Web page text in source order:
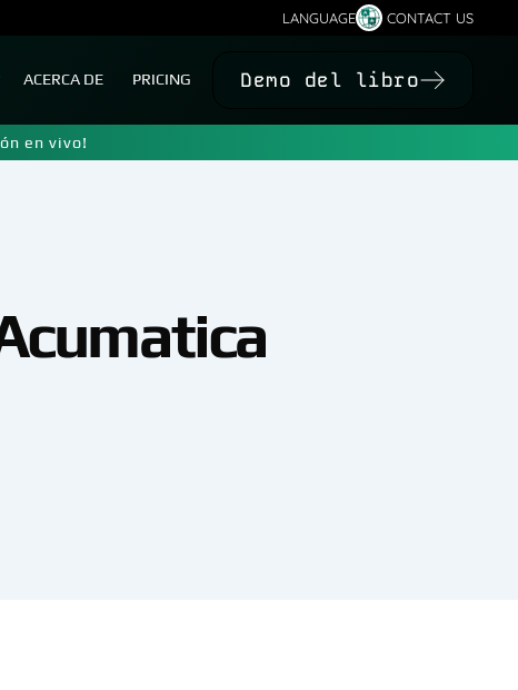
LANGUAGE CONTACT US
ACERCA DE PRICING Demo del libro
en vivo!